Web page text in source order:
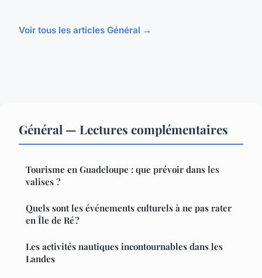
Voir tous les articles Général →
Général — Lectures complémentaires
Tourisme en Guadeloupe : que prévoir dans les
valises ?
Quels sont les événements culturels à ne pas rater
en Île de Ré ?
Les activités nautiques incontournables dans les
Landes